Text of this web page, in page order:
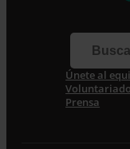
Correo
Acepto la
Desde
trataremos los
Únete al
Voluntariado
Prensa